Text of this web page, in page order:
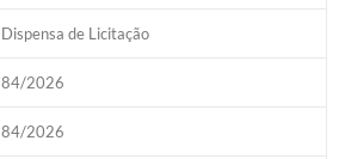
Dispensa de Licitação
84/2026
84/2026